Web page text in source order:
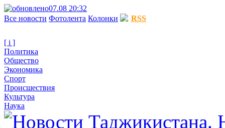
07.08 20:32
Все новости Фотолента Колонки RSS
[ i ]
Политика
Общество
Экономика
Спорт
Происшествия
Культура
Наука